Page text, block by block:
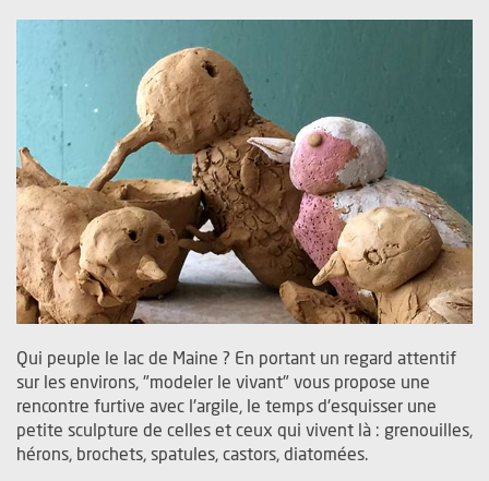
Qui peuple le lac de Maine ? En portant un regard attentif
sur les environs, "modeler le vivant" vous propose une
rencontre furtive avec l'argile, le temps d'esquisser une
petite sculpture de celles et ceux qui vivent là : grenouilles,
hérons, brochets, spatules, castors, diatomées.